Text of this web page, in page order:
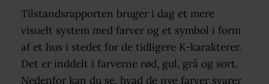
Tilstandsrapporten bruger i dag et mere
visuelt system med farver og et symbol i form
af et hus i stedet for de tidligere K-karakterer.
Det er inddelt i farverne rød, gul, grå og sort.
Nedenfor kan du se, hvad de nye farver svarer